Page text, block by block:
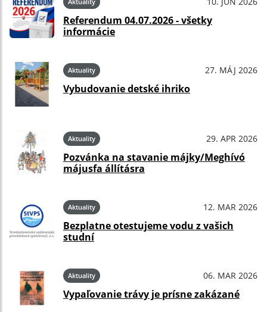
Referendum 04.07.2026 - všetky
informácie
Aktuality 27. MÁJ 2026
Vybudovanie detské ihriko
Aktuality 29. APR 2026
Pozvánka na stavanie májky/Meghívó
májusfa állításra
Aktuality 12. MAR 2026
Bezplatne otestujeme vodu z vašich
studní
Aktuality 06. MAR 2026
Vypaľovanie trávy je prísne zakázané